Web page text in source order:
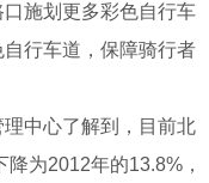
施划更多彩色自行车
行车道，保障骑行者
中心了解到，目前北
为2012年的13.8%，